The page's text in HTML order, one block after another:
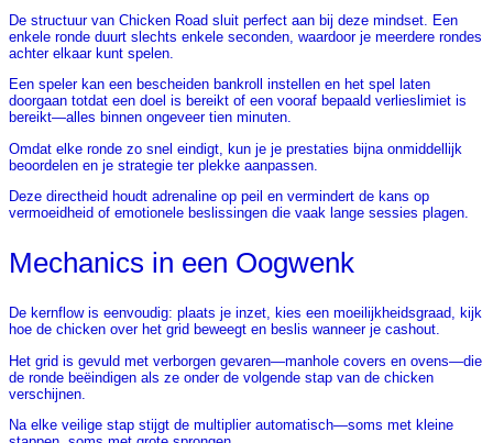
De structuur van Chicken Road sluit perfect aan bij deze mindset. Een
enkele ronde duurt slechts enkele seconden, waardoor je meerdere rondes
achter elkaar kunt spelen.
Een speler kan een bescheiden bankroll instellen en het spel laten
doorgaan totdat een doel is bereikt of een vooraf bepaald verlieslimiet is
bereikt—alles binnen ongeveer tien minuten.
Omdat elke ronde zo snel eindigt, kun je je prestaties bijna onmiddellijk
beoordelen en je strategie ter plekke aanpassen.
Deze directheid houdt adrenaline op peil en vermindert de kans op
vermoeidheid of emotionele beslissingen die vaak lange sessies plagen.
Mechanics in een Oogwenk
De kernflow is eenvoudig: plaats je inzet, kies een moeilijkheidsgraad, kijk
hoe de chicken over het grid beweegt en beslis wanneer je cashout.
Het grid is gevuld met verborgen gevaren—manhole covers en ovens—die
de ronde beëindigen als ze onder de volgende stap van de chicken
verschijnen.
Na elke veilige stap stijgt de multiplier automatisch—soms met kleine